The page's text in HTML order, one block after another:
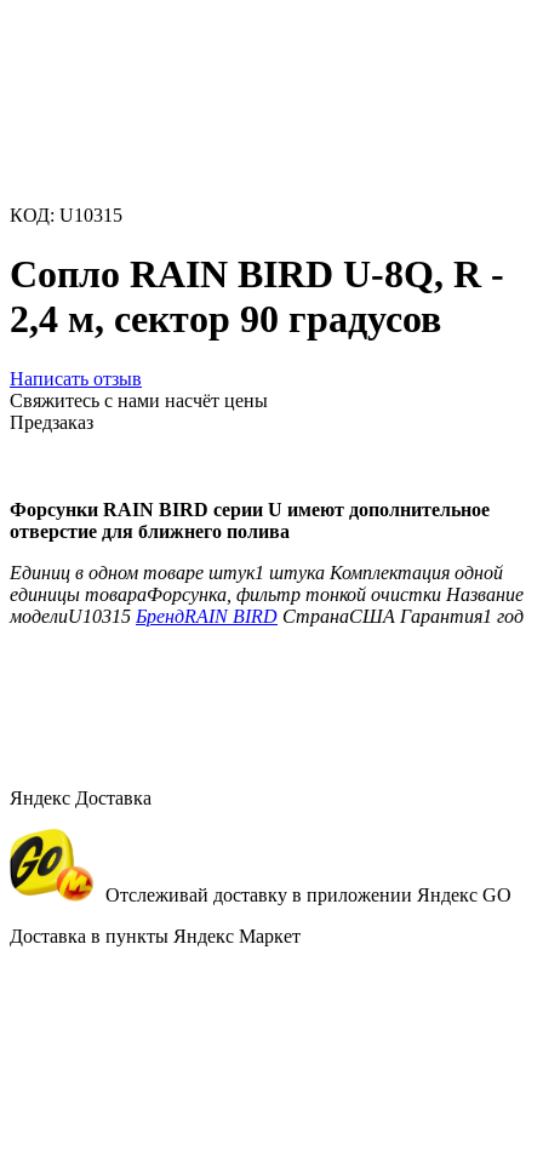
КОД: U10315
Сопло RAIN BIRD U-8Q, R -
2,4 м, сектор 90 градусов
Написать отзыв
Свяжитесь с нами насчёт цены
Предзаказ
Форсунки RAIN BIRD серии U имеют дополнительное
отверстие для ближнего полива
Единиц в одном товаре штук1 штука Комплектация одной
единицы товараФорсунка, фильтр тонкой очистки Название
моделиU10315 БрендRAIN BIRD СтранаСША Гарантия1 год
Яндекс Доставка
Отслеживай доставку в приложении Яндекс GO
Доставка в пункты Яндекс Маркет